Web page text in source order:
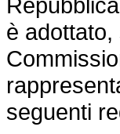
è
seguenti